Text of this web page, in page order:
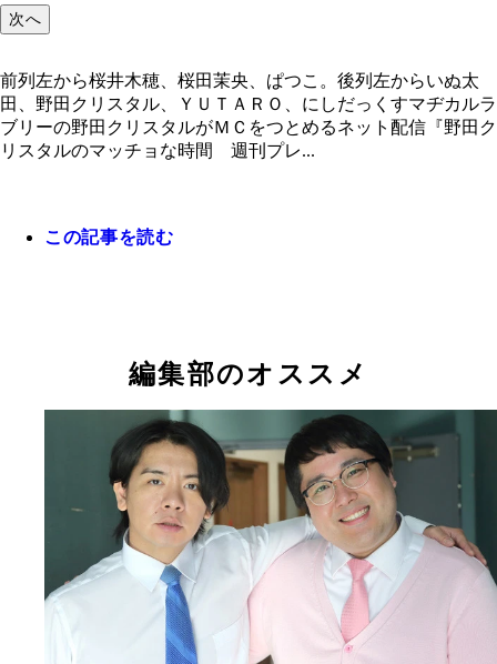
次へ
前列左から桜井木穂、桜田茉央、ぱつこ。後列左からいぬ太
田、野田クリスタル、ＹＵＴＡＲＯ、にしだっくすマヂカルラ
ブリーの野田クリスタルがＭＣをつとめるネット配信『野田ク
リスタルのマッチョな時間 週刊プレ...
この記事を読む
編集部のオススメ